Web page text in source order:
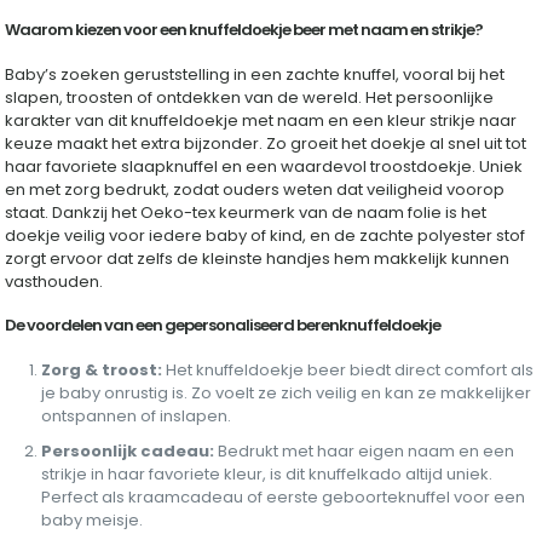
Waarom kiezen voor een knuffeldoekje beer met naam en strikje?
Baby’s zoeken geruststelling in een zachte knuffel, vooral bij het
slapen, troosten of ontdekken van de wereld. Het persoonlijke
karakter van dit knuffeldoekje met naam en een kleur strikje naar
keuze maakt het extra bijzonder. Zo groeit het doekje al snel uit tot
haar favoriete slaapknuffel en een waardevol troostdoekje. Uniek
en met zorg bedrukt, zodat ouders weten dat veiligheid voorop
staat. Dankzij het Oeko-tex keurmerk van de naam folie is het
doekje veilig voor iedere baby of kind, en de zachte polyester stof
zorgt ervoor dat zelfs de kleinste handjes hem makkelijk kunnen
vasthouden.
De voordelen van een gepersonaliseerd berenknuffeldoekje
Zorg & troost: Het knuffeldoekje beer biedt direct comfort als
je baby onrustig is. Zo voelt ze zich veilig en kan ze makkelijker
ontspannen of inslapen.
Persoonlijk cadeau: Bedrukt met haar eigen naam en een
strikje in haar favoriete kleur, is dit knuffelkado altijd uniek.
Perfect als kraamcadeau of eerste geboorteknuffel voor een
baby meisje.